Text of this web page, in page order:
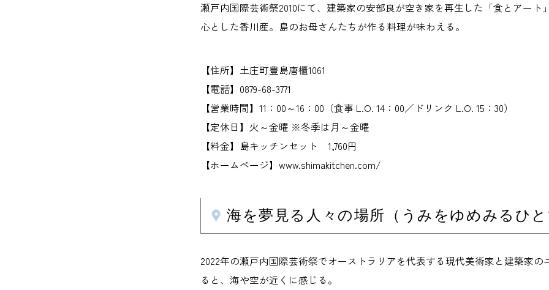
瀬戸内国際芸術祭2010にて、建築家の安部良が空き家を再生した「食とアー
心とした香川産。島のお母さんたちが作る料理が味わえる。
【住所】土庄町豊島唐櫃1061
【電話】0879-68-3771
【営業時間】11：00～16：00（食事 L.O. 14：00／ドリンク L.O. 15：30）
【定休日】火～金曜 ※冬季は月～金曜
【料金】島キッチンセット 1,760円
【ホームページ】www.shimakitchen.com/
海を夢見る人々の場所（うみをゆめみるひと
2022年の瀬戸内国際芸術祭でオーストラリアを代表する現代美術家と建築家
ると、海や空が近くに感じる。